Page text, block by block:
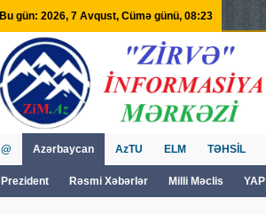
Bu gün: 2026, 7 Avqust, Cümə günü, 08:23
@ Azərbaycan
Prezident Rəsmi Xəbərlər Milli Məclis YAP
AzTU ELM TƏHSİL